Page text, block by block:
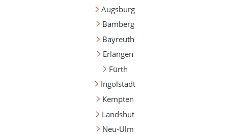
Augsburg
Bamberg
Bayreuth
Erlangen
Fürth
Ingolstadt
Kempten
Landshut
Neu-Ulm